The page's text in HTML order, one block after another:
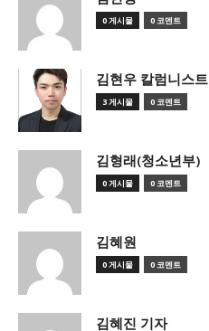
0 게시물 0 코멘트
김현우 칼럼니스트
3 게시물 0 코멘트
김형래(청소년부)
0 게시물 0 코멘트
김혜원
0 게시물 0 코멘트
김혜진 기자